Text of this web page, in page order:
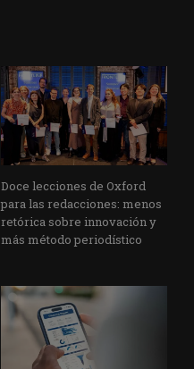
Doce lecciones de Oxford
para las redacciones: menos
retórica sobre innovación y
más método periodístico